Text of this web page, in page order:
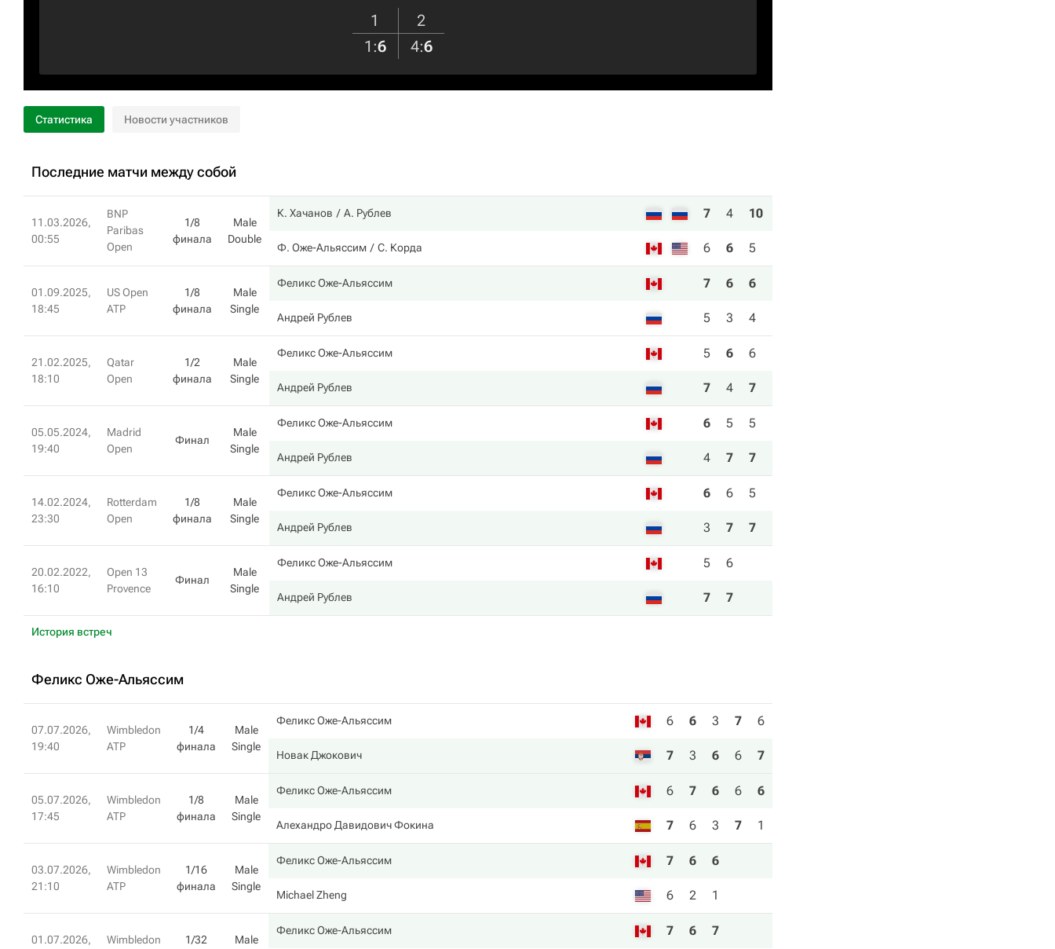
1
2
1 :6 4:6
Статистика Новости участников
Последние матчи между собой
11.03.2026,
00:55
BNP
Paribas
Open
1/8
финала
Male
Double
К. Хачанов А. Рублев 7 4 10
Ф. Оже-Альяссим С. Корда 6 6 5
01.09.2025,
18:45
US Open
ATP
1/8
финала
Male
Single
Феликс Оже-Альяссим 7 6 6
Андрей Рублев 5 3 4
21.02.2025,
18:10
Qatar
Open
1/2
финала
Male
Single
Феликс Оже-Альяссим 5 6 6
Андрей Рублев 7 4 7
05.05.2024,
19:40
Madrid
Open
Финал
Male
Single
Феликс Оже-Альяссим 6 5 5
Андрей Рублев 4 7 7
14.02.2024,
23:30
Rotterdam
Open
1/8
финала
Male
Single
Феликс Оже-Альяссим 6 6 5
Андрей Рублев 3 7 7
20.02.2022,
16:10
Open 13
Provence
Финал
Male
Single
Феликс Оже-Альяссим 5 6
Андрей Рублев 7 7
История встреч
Феликс Оже-Альяссим
07.07.2026,
19:40
Wimbledon
ATP
1/4
финала
Male
Single
Феликс Оже-Альяссим 6 6 3 7 6
Новак Джокович 7 3 6 6 7
05.07.2026,
17:45
Wimbledon
ATP
1/8
финала
Male
Single
Феликс Оже-Альяссим 6 7 6 6 6
Алехандро Давидович Фокина 7 6 3 7 1
03.07.2026,
21:10
Wimbledon
ATP
1/16
финала
Male
Single
Феликс Оже-Альяссим 7 6 6
Michael Zheng 6 2 1
01.07.2026,
Wimbledon
1/32
Male
Феликс Оже-Альяссим 7 6 7